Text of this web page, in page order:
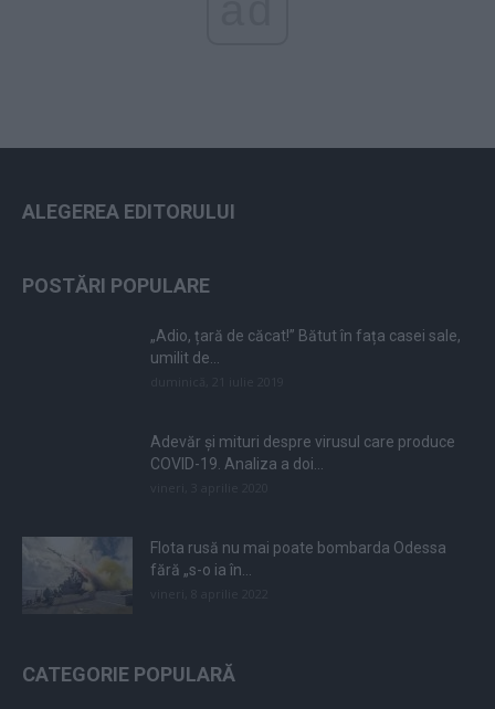
ALEGEREA EDITORULUI
POSTĂRI POPULARE
„Adio, țară de căcat!” Bătut în fața casei sale,
umilit de...
Adevăr și mituri despre virusul care produce
COVID-19. Analiza a doi...
Flota rusă nu mai poate bombarda Odessa
fără „s-o ia în...
CATEGORIE POPULARĂ